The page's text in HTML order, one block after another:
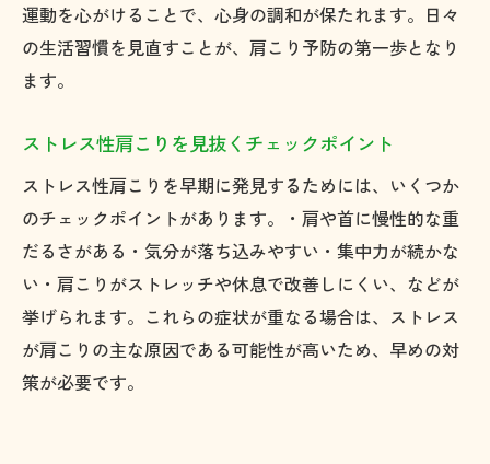
運動を心がけることで、心身の調和が保たれます。日々
の生活習慣を見直すことが、肩こり予防の第一歩となり
ます。
ストレス性肩こりを見抜くチェックポイント
ストレス性肩こりを早期に発見するためには、いくつか
のチェックポイントがあります。・肩や首に慢性的な重
だるさがある・気分が落ち込みやすい・集中力が続かな
い・肩こりがストレッチや休息で改善しにくい、などが
挙げられます。これらの症状が重なる場合は、ストレス
が肩こりの主な原因である可能性が高いため、早めの対
策が必要です。